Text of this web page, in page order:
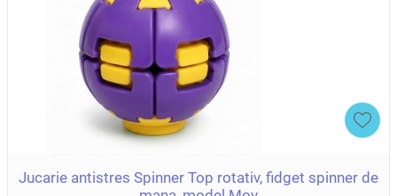
Jucarie antistres Spinner Top rotativ, fidget spinner de